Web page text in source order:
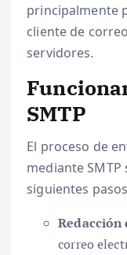
principalmente
cliente de
servidores.
SMTP
El proceso de
mediante
siguientes
Redacción
correo